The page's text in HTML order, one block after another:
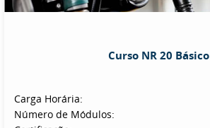
Curso NR 20 Básico
Carga Horária:
Número de Módulos: